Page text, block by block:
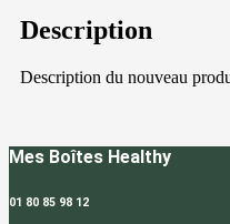
Description
Description du nouveau
Mes Boîtes Healthy
01 80 85 98 12